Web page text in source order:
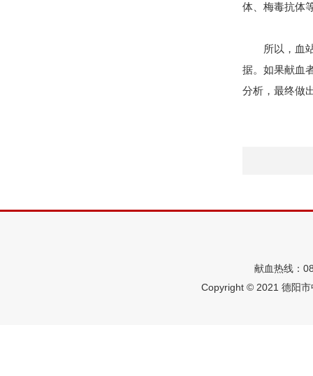
体、梅毒抗体
所以，血
据。如果献血
分析，最终做
献血热线：
Copyright © 2021 德阳